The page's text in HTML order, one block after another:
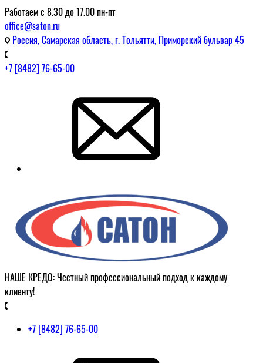
Работаем с 8.30 до 17.00 пн-пт
office@saton.ru
Россия, Самарская область, г. Тольятти, Приморский бульвар 45
+7 [8482] 76-65-00
НАШЕ КРЕДО: Честный профессиональный подход к каждому
клиенту!
+7 [8482] 76-65-00